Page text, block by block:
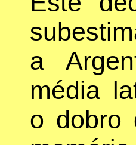
a
média
o dobro